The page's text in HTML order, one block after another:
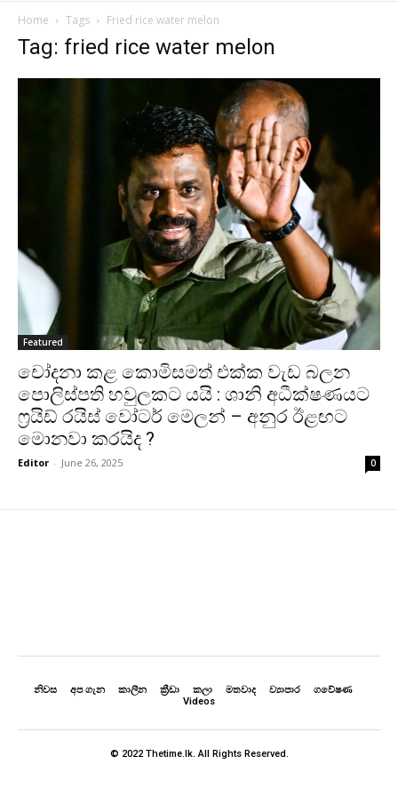
Home Tags Fried rice water melon
Tag: fried rice water melon
Featured
චෝදනා කළ කොමිසමත් එක්ක වැඩ බලන
පොලිස්පති හවුලකට යයි : ශානි අධීක්ෂණයට
ෆ්‍රයිඩ් රයිස් වෝටර් මෙලන් – අනුර ඊළඟට
මොනවා කරයිද ?
Editor - June 26, 2025 0
නිවස අප ගැන කාලීන ක්‍රීඩා කලා මතවාද ව්‍යාපාර
ගවේෂණ
Videos
© 2022 Thetime.lk. All Rights Reserved.